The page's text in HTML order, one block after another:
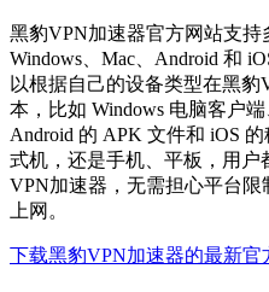
黑豹VPN加速器官方网站支持
Windows、Mac、Android 和
以根据自己的设备类型在黑
本，比如 Windows 电脑客户
Android 的 APK 文件和 iOS
式机，还是手机、平板，用
VPN加速器，无需担心平台
上网。
下载黑豹VPN加速器的最新官